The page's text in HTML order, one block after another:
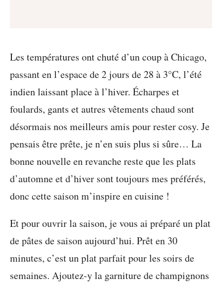
Les températures ont chuté d’un coup à Chicago,
passant en l’espace de 2 jours de 28 à 3°C, l’été
indien laissant place à l’hiver. Écharpes et
foulards, gants et autres vêtements chaud sont
désormais nos meilleurs amis pour rester cosy. Je
pensais être prête, je n’en suis plus si sûre… La
bonne nouvelle en revanche reste que les plats
d’automne et d’hiver sont toujours mes préférés,
donc cette saison m’inspire en cuisine !
Et pour ouvrir la saison, je vous ai préparé un plat
de pâtes de saison aujourd’hui. Prêt en 30
minutes, c’est un plat parfait pour les soirs de
semaines. Ajoutez-y la garniture de champignons